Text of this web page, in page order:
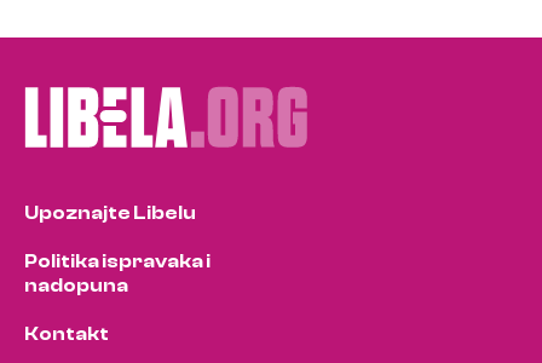
Upoznajte Libelu
Politika ispravaka i
nadopuna
Kontakt